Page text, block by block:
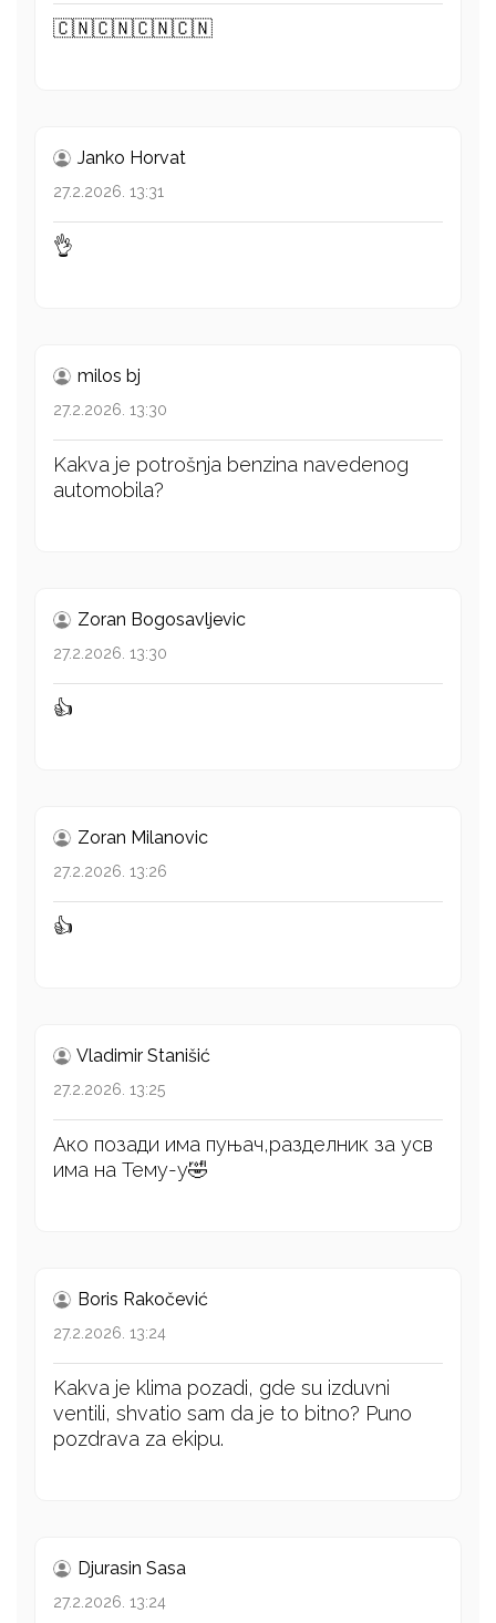
🇨🇳🇨🇳🇨🇳🇨🇳
Janko Horvat
27.2.2026. 13:31
👌
milos bj
27.2.2026. 13:30
Kakva je potrošnja benzina navedenog
automobila?
Zoran Bogosavljevic
27.2.2026. 13:30
👍
Zoran Milanovic
27.2.2026. 13:26
👍
Vladimir Stanišić
27.2.2026. 13:25
Ако позади има пуњач,разделник за усв
има на Тему-у🤣
Boris Rakočević
27.2.2026. 13:24
Kakva je klima pozadi, gde su izduvni
ventili, shvatio sam da je to bitno? Puno
pozdrava za ekipu.
Djurasin Sasa
27.2.2026. 13:24